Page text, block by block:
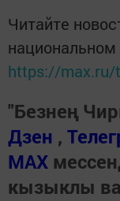
Читайте
https://max.ru/
"Безнең
Дзен ,
МАХ
кызыклы